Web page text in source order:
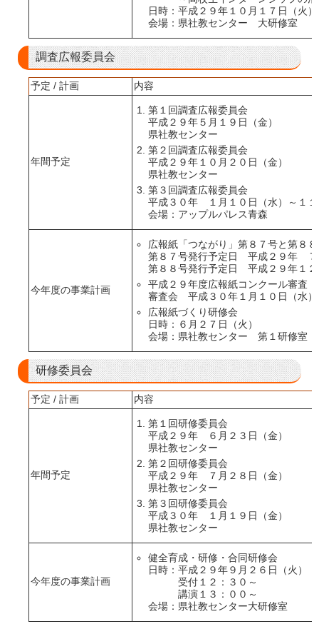
日時：平成２９年１０月１７日（火
会場：県社教センター 大研修室
調査広報委員会
予定 / 計画 内容
年間予定
第１回調査広報委員会
平成２９年５月１９日（金）
県社教センター
第２回調査広報委員会
平成２９年１０月２０日（金）
県社教センター
第３回調査広報委員会
平成３０年 １月１０日（水）～１１
会場：アップルパレス青森
今年度の事業計画
広報紙「つながり」第８７号と第８
第８７号発行予定日 平成２９年 ７
第８８号発行予定日 平成２９年１２
平成２９年度広報紙コンクール審査
審査会 平成３０年１月１０日（水）
広報紙づくり研修会
日時：６月２７日（火）
会場：県社教センター 第１研修室
研修委員会
予定 / 計画 内容
年間予定
第１回研修委員会
平成２９年 ６月２３日（金）
県社教センター
第２回研修委員会
平成２９年 ７月２８日（金）
県社教センター
第３回研修委員会
平成３０年 １月１９日（金）
県社教センター
今年度の事業計画
健全育成・研修・合同研修会
日時：平成２９年９月２６日（火）
受付１２：３０～
講演１３：００～
会場：県社教センター大研修室